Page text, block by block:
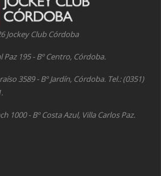
Jockey Club Córdoba
Paz 195 - Bº Centro, Córdoba.
3589 - Bº Jardín, Córdoba. Tel.: (0351)
1000 - Bº Costa Azul, Villa Carlos Paz.